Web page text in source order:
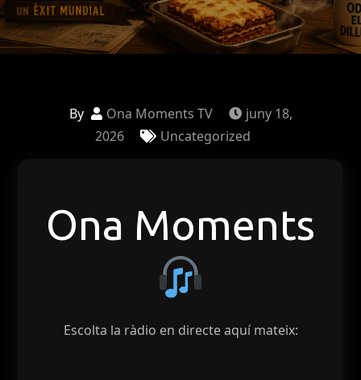
By Ona Moments TV
juny 18,
2026
Uncategorized
Ona Moments
Escolta la ràdio en directe aquí mateix: